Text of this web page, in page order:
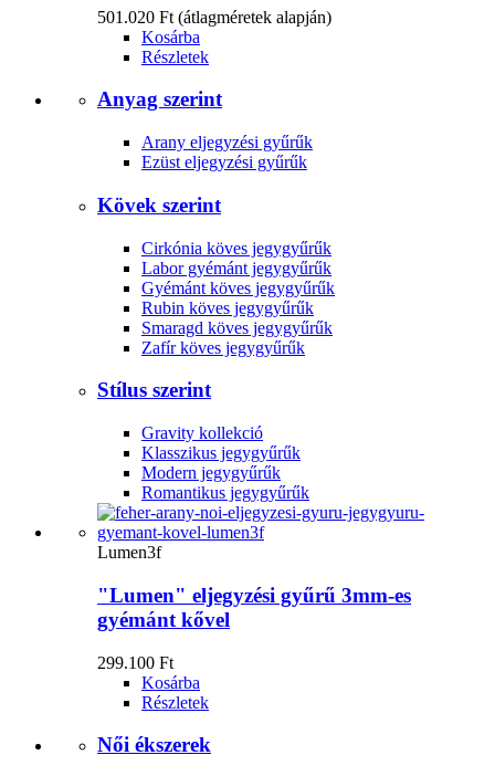
501.020 Ft (átlagméretek alapján)
Kosárba
Részletek
Anyag szerint
Arany eljegyzési gyűrűk
Ezüst eljegyzési gyűrűk
Kövek szerint
Cirkónia köves jegygyűrűk
Labor gyémánt jegygyűrűk
Gyémánt köves jegygyűrűk
Rubin köves jegygyűrűk
Smaragd köves jegygyűrűk
Zafír köves jegygyűrűk
Stílus szerint
Gravity kollekció
Klasszikus jegygyűrűk
Modern jegygyűrűk
Romantikus jegygyűrűk
Lumen3f
"Lumen" eljegyzési gyűrű 3mm-es
gyémánt kővel
299.100 Ft
Kosárba
Részletek
Női ékszerek